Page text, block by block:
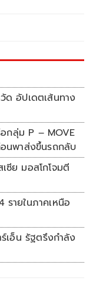
อัปเดตเส้นทาง
อกลุ่ม P – MOVE
นพาส่งขึ้นรถกลับ
ซีย มอสโกโจมตี
ายในภาคเหนือ
งกำลัง